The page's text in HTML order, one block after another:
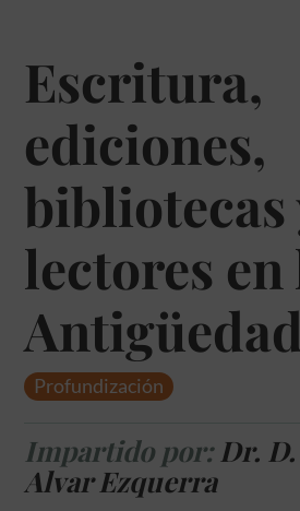
Escritura,
ediciones,
bibliotecas
lectores en
Antigüedad
Profundización
Impartido por: Dr.
Alvar Ezquerra